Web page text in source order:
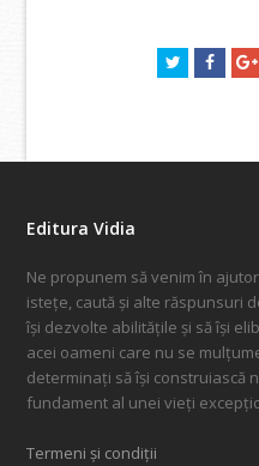
Twitter
Editura Vidia
Ne propunem să venim în
istețe, caută și alte răspunsuri
își dezvolte abilitățile și să își
acei oameni care nu se
determinați să își construiască
fundament al unei vieți
Termeni și condiții